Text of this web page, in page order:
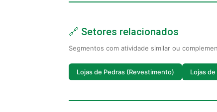
🔗 Setores relacionados
Segmentos com atividade similar ou
Lojas de Pedras (Revestimento) Lojas